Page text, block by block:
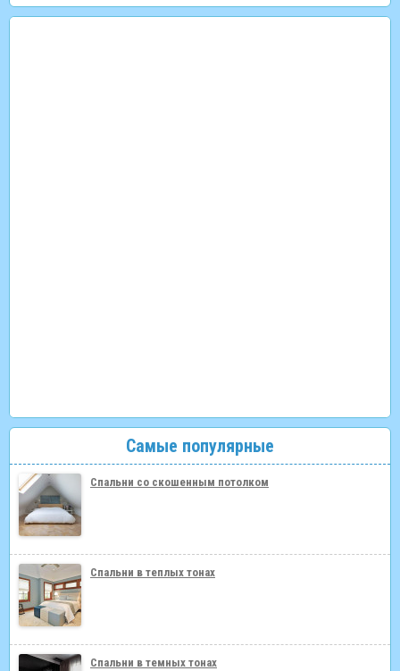
Самые популярные
Спальни со скошенным потолком
Спальни в теплых тонах
Спальни в темных тонах